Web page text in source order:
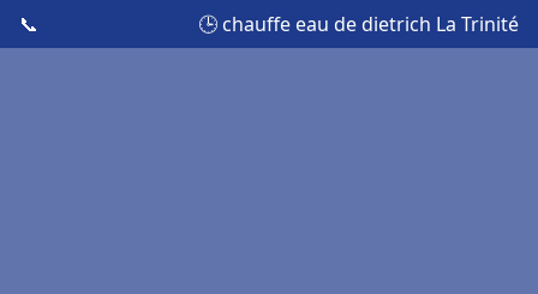
📞 🕒 chauffe eau de dietrich La Trinité